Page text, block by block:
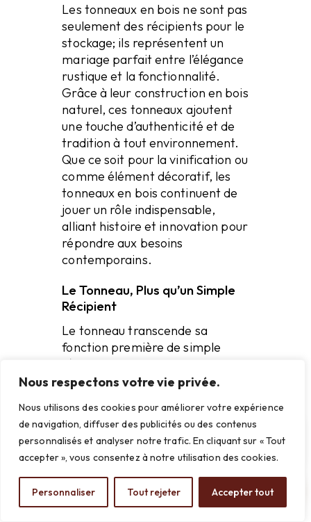
Nous respectons votre vie privée.
Nous utilisons des cookies pour améliorer votre expérience
de navigation, diffuser des publicités ou des contenus
personnalisés et analyser notre trafic. En cliquant sur « Tout
accepter », vous consentez à notre utilisation des cookies.
Personnaliser Tout rejeter Accepter tout
Les tonneaux en bois ne sont pas
seulement des récipients pour le
stockage; ils représentent un
mariage parfait entre l’élégance
rustique et la fonctionnalité.
Grâce à leur construction en bois
naturel, ces tonneaux ajoutent
une touche d’authenticité et de
tradition à tout environnement.
Que ce soit pour la vinification ou
comme élément décoratif, les
tonneaux en bois continuent de
jouer un rôle indispensable,
alliant histoire et innovation pour
répondre aux besoins
contemporains.
Le Tonneau, Plus qu’un Simple
Récipient
Le tonneau transcende sa
fonction première de simple
récipient pour devenir un
symbole de savoir-faire et de
cet objet a évolué pour s’adapter
aux nouvelles utilisations, tout en
conservant son caractère et son
importance. «Chaque tonneau
que nous restaurons chez
Barrique Création est une
🛢️
Une question sur nos
meubles en barrique ?
Je suis là pour vous aider !